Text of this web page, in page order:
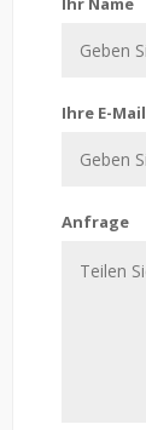
Ihre E-Mail
Anfrage